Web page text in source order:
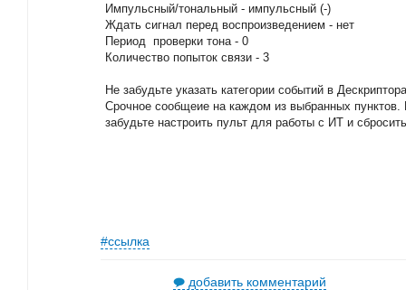
Импульсный/тональный - импульсный (-)
Ждать сигнал перед воспроизведением - нет
Период проверки тона - 0
Количество попыток связи - 3
Не забудьте указать категории событий в
Срочное сообщеие на каждом из выбранных
забудьте настроить пульт для работы с ИТ и
#ссылка
добавить комментарий